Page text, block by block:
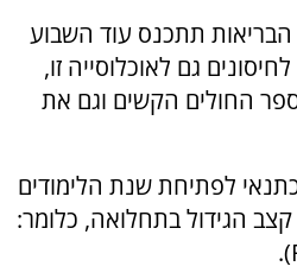
תתכנס עוד השבוע
גם לאוכלוסייה זו,
החולים הקשים וגם את
לפתיחת שנת הלימודים
הגידול בתחלואה, כלומר: